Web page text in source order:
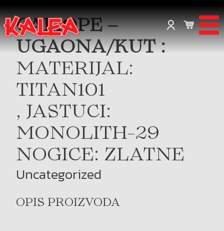
CALIOPE –
UGAONA/KUT :
MATERIJAL:
TITAN101
, JASTUCI:
MONOLITH-29
NOGICE: ZLATNE
Uncategorized
OPIS PROIZVODA